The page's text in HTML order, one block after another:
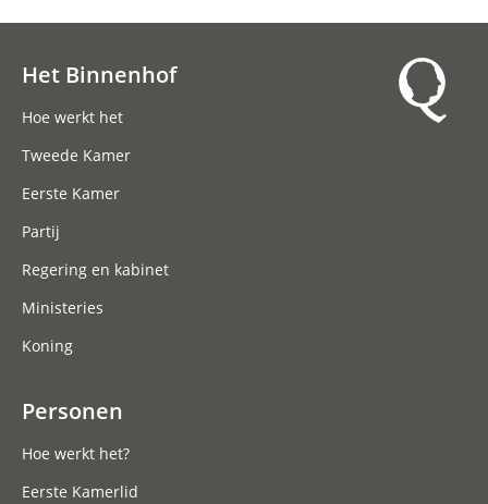
Het Binnenhof
Hoe werkt het
Tweede Kamer
Eerste Kamer
Partij
Regering en kabinet
Ministeries
Koning
Personen
Hoe werkt het?
Eerste Kamerlid